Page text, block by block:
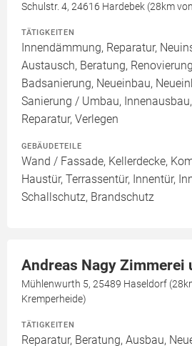
Schulstr. 4, 24616 Hardebek (28km
TÄTIGKEITEN
Innendämmung, Reparatur,
Austausch, Beratung,
Badsanierung, Neueinbau,
Sanierung / Umbau,
Reparatur, Verlegen
GEBÄUDETEILE
Wand / Fassade, Kellerdecke,
Haustür, Terrassentür, Innentür,
Schallschutz, Brandschutz
Andreas Nagy Zimmerei
Mühlenwurth 5, 25489 Haseldorf
Kremperheide)
TÄTIGKEITEN
Reparatur, Beratung, Ausbau,